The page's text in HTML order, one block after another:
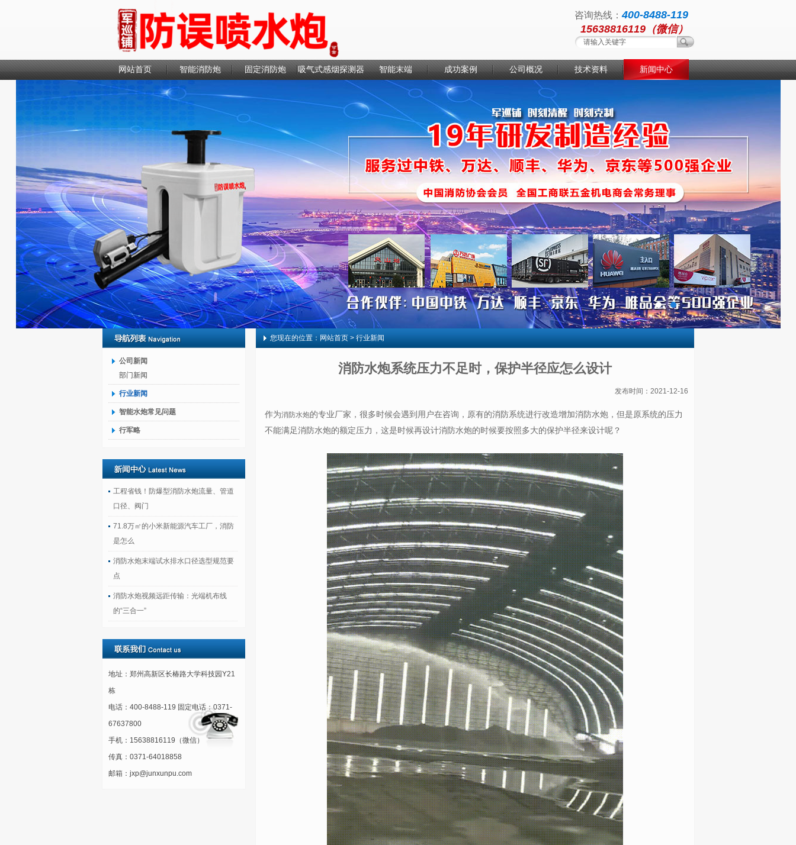
咨询热线：400-8488-119
15638816119（微信）
网站首页 智能消防炮 固定消防炮 吸气式感烟探测器 智能末端 成功案例 公司概况 技术资料 新闻中心
联系我们
公司新闻
部门新闻
行业新闻
智能水炮常见问题
行军略
工程省钱！防爆型消防水炮流量、管道
口径、阀门
71.8万㎡的小米新能源汽车工厂，消防
是怎么
消防水炮末端试水排水口径选型规范要
点
消防水炮视频远距传输：光端机布线
的“三合一”
地址：郑州高新区长椿路大学科技园Y21
栋
电话：400-8488-119 固定电话：0371-
67637800
手机：15638816119（微信）
传真：0371-64018858
邮箱：jxp@junxunpu.com
您现在的位置： 网站首页> 行业新闻
消防水炮系统压力不足时，保护半径应怎么设计
发布时间：2021-12-16
作为消防水炮的专业厂家，很多时候会遇到用户在咨询，原有的消防系统进行改造增加消防水炮，但是原系统的压力
不能满足消防水炮的额定压力，这是时候再设计消防水炮的时候要按照多大的保护半径来设计呢？